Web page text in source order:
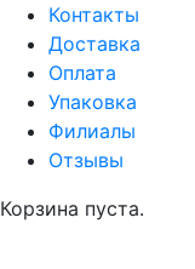
Контакты
Доставка
Оплата
Упаковка
Филиалы
Отзывы
Корзина пуста.